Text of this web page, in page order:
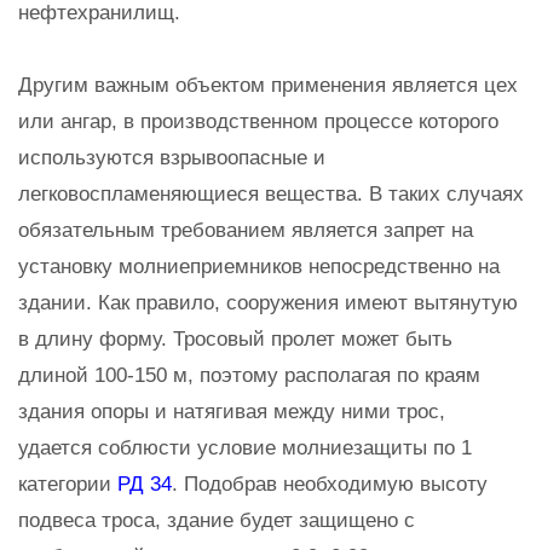
нефтехранилищ.
Другим важным объектом применения является цех
или ангар, в производственном процессе которого
используются взрывоопасные и
легковоспламеняющиеся вещества. В таких случаях
обязательным требованием является запрет на
установку молниеприемников непосредственно на
здании. Как правило, сооружения имеют вытянутую
в длину форму. Тросовый пролет может быть
длиной 100-150 м, поэтому располагая по краям
здания опоры и натягивая между ними трос,
удается соблюсти условие молниезащиты по 1
категории РД 34. Подобрав необходимую высоту
подвеса троса, здание будет защищено с